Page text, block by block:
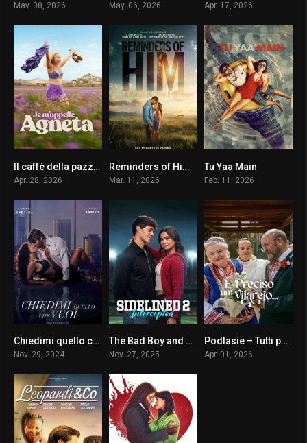
May. 08, 2026 May. 06, 2026 Apr. 17, 2026
6.9Il caffè della pazza gioia
Apr. 28, 2026
6.3
Reminders of Him – La parte migliore di te
Mar. 11, 2026
Tu Yaa Main
Feb. 11, 2026
4Chiedimi quello che vuoi
Nov. 29, 2024
5.4
The Bad Boy and Me 2
Nov. 27, 2025
0
Podlasie – Tutti per uno
Apr. 01, 2026